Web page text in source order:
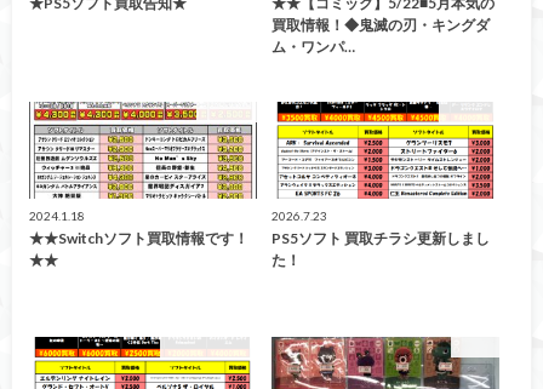
買取情報！◆鬼滅の刃・キングダ
ム・ワンパ…
万代高崎
2024.1.18
★★Switchソフト買取情報です！
★★
万代高崎
2026.7.23
PS5ソフト 買取チラシ更新しまし
た！
緊急買取告知！